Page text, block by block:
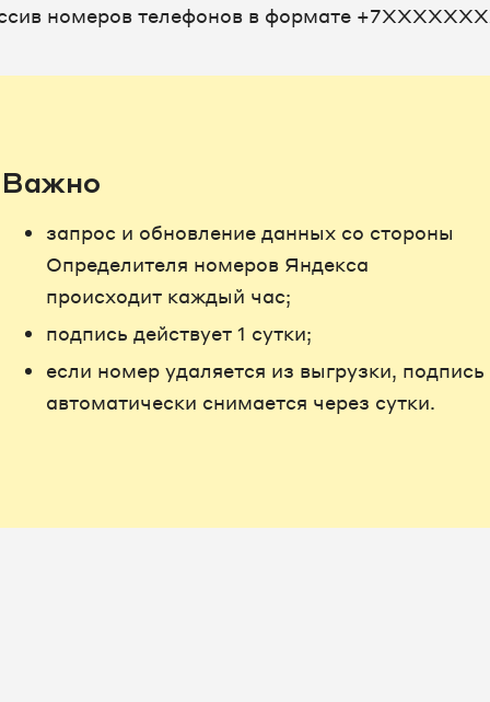
номеров телефонов в формате
Важно
запрос и обновление данных со стороны
Определителя номеров Яндекса
происходит каждый час;
подпись действует 1 сутки;
если номер удаляется из выгрузки, подпись
автоматически снимается через сутки.